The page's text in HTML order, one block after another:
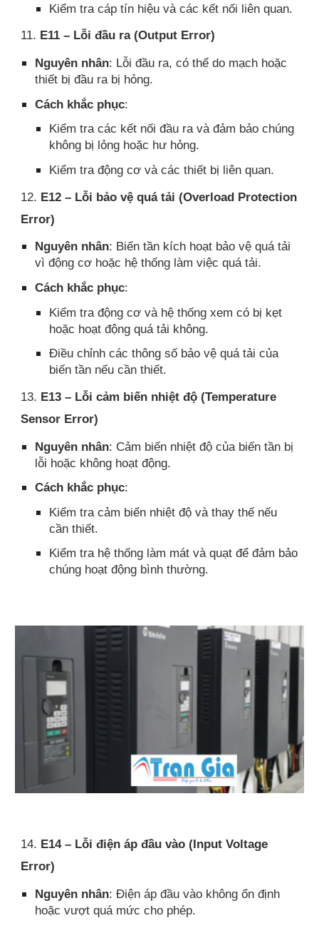
Kiểm tra cáp tín hiệu và các kết nối liên quan.
11. E11 – Lỗi đầu ra (Output Error)
Nguyên nhân: Lỗi đầu ra, có thể do mạch hoặc
thiết bị đầu ra bị hỏng.
Cách khắc phục:
Kiểm tra các kết nối đầu ra và đảm bảo chúng
không bị lỏng hoặc hư hỏng.
Kiểm tra động cơ và các thiết bị liên quan.
12. E12 – Lỗi bảo vệ quá tải (Overload Protection
Error)
Nguyên nhân: Biến tần kích hoạt bảo vệ quá tải
vì động cơ hoặc hệ thống làm việc quá tải.
Cách khắc phục:
Kiểm tra động cơ và hệ thống xem có bị kẹt
hoặc hoạt động quá tải không.
Điều chỉnh các thông số bảo vệ quá tải của
biến tần nếu cần thiết.
13. E13 – Lỗi cảm biến nhiệt độ (Temperature
Sensor Error)
Nguyên nhân: Cảm biến nhiệt độ của biến tần bị
lỗi hoặc không hoạt động.
Cách khắc phục:
Kiểm tra cảm biến nhiệt độ và thay thế nếu
cần thiết.
Kiểm tra hệ thống làm mát và quạt để đảm bảo
chúng hoạt động bình thường.
14. E14 – Lỗi điện áp đầu vào (Input Voltage
Error)
Nguyên nhân: Điện áp đầu vào không ổn định
hoặc vượt quá mức cho phép.